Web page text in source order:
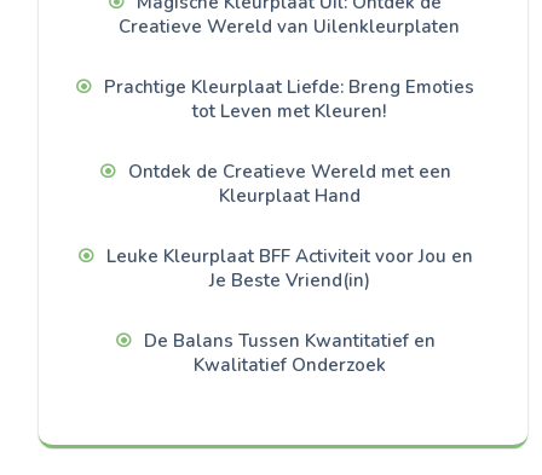
Creatieve Wereld van Uilenkleurplaten
Prachtige Kleurplaat Liefde: Breng Emoties
tot Leven met Kleuren!
Ontdek de Creatieve Wereld met een
Kleurplaat Hand
Leuke Kleurplaat BFF Activiteit voor Jou en
Je Beste Vriend(in)
De Balans Tussen Kwantitatief en
Kwalitatief Onderzoek